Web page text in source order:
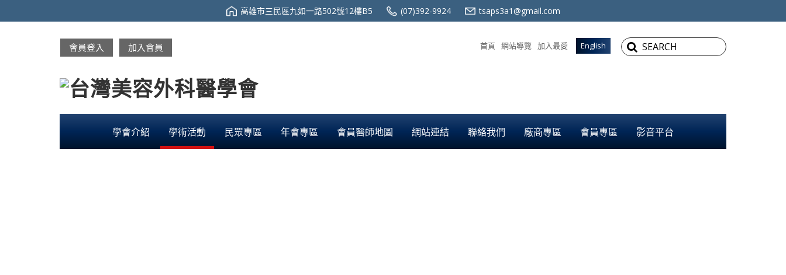
高雄市三民區九如一路502號12樓B5 (07)392-9924 tsaps3a1@gmail.com
首頁 網站導覽 加入最愛 English
會員登入 加入會員
學會介紹 學術活動 民眾專區 年會專區 會員醫師地圖 網站連結 聯絡我們 廠商專區 會員專區 影音平台